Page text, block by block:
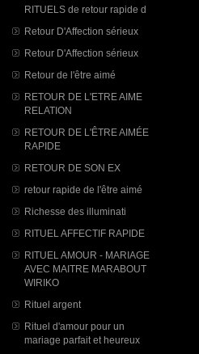
RITUELS de retour rapide d
Retour D'Affection sérieux
Retour D'Affection sérieux
Retour de l'être aimé
RETOUR DE L'ETRE AIME
RELATION
RETOUR DE L'ÊTRE AIMÉE
RAPIDE
RETOUR DE SON EX
retour rapide de l'être aimé
Richesse des illuminati
RITUEL AFFECTIF RAPIDE
RITUEL AMOUR - MARIAGE
AVEC MAITRE MARABOUT
WIRIKO
Rituel argent
Rituel d'amour pour un
mariage parfait et heureux